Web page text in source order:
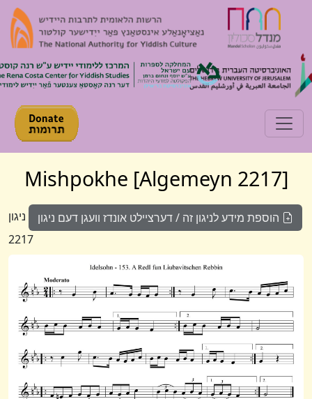
Toggle navigation
הוספת מידע לניגון זה / דערציילט אונדז וועגן דעם ניגון ניגון
2217